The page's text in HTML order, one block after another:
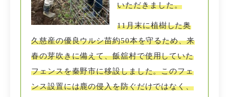
いただきました。
11月末に植樹した奥
久慈産の優良ウルシ苗約50本を守るため、来
春の芽吹きに備えて、飯舘村で使用していた
フェンスを秦野市に移設しました。このフェ
ンス設置には鹿の侵入を防ぐだけではなく、